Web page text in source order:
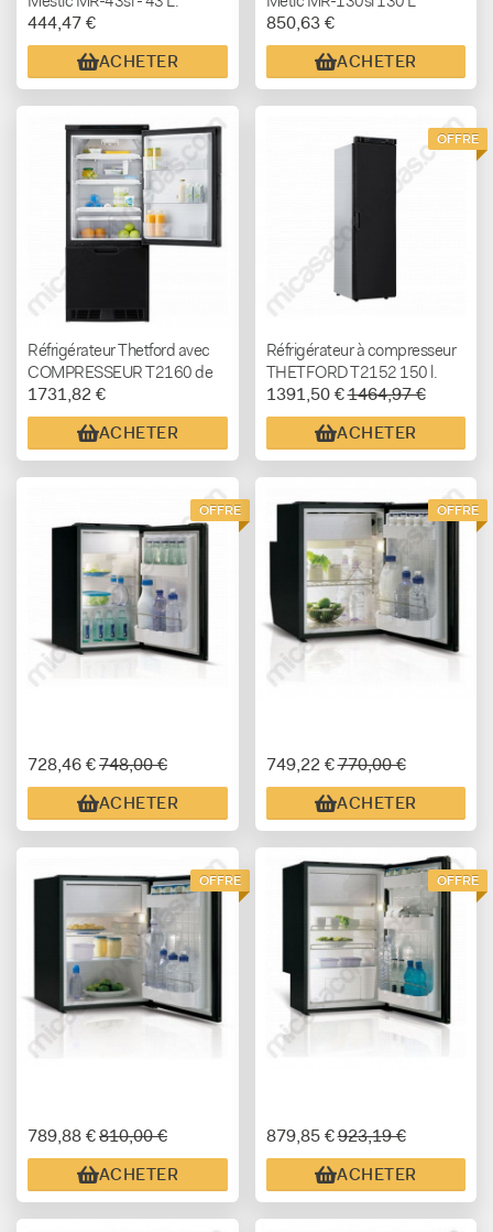
444,47 €
ACHETER
850,63 €
ACHETER
Réfrigérateur Thetford avec
COMPRESSEUR T2160 de
158 l.
1731,82 €
ACHETER
OFFRE
Réfrigérateur à compresseur
THETFORD T2152 150 l.
1391,50 €1464,97 €
ACHETER
OFFRE
728,46 €748,00 €
ACHETER
OFFRE
749,22 €770,00 €
ACHETER
OFFRE
789,88 €810,00 €
ACHETER
OFFRE
879,85 €923,19 €
ACHETER